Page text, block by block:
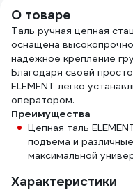
О товаре
Таль ручная цепная
оснащена
надежное крепление
Благодаря своей
ELEMENT легко
оператором.
Преимущества
Цепная таль
подъема и
максимальной
Характеристики